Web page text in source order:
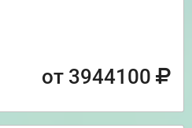
от 3944100